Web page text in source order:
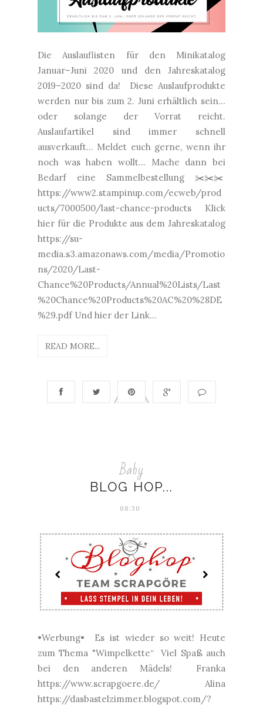
Die Auslauflisten für den Minikatalog
Januar–Juni 2020 und den Jahreskatalog
2019–2020 sind da! Diese Auslaufprodukte
werden nur bis zum 2. Juni erhältlich sein...
oder solange der Vorrat reicht.
Auslaufartikel sind immer schnell
ausverkauft... Meldet euch gerne, wenn ihr
noch was haben wollt... Mache dann bei
Bedarf eine Sammelbestellung ✂️✂️✂️
https://www2.stampinup.com/ecweb/prod
ucts/7000500/last-chance-products Klick
hier für die Produkte aus dem Jahreskatalog
https://su-
media.s3.amazonaws.com/media/Promotio
ns/2020/Last-
Chance%20Products/Annual%20Lists/Last
%20Chance%20Products%20AC%20%28DE
%29.pdf Und hier der Link...
READ MORE...
Baby
BLOG HOP...
08:30
•Werbung• Es ist wieder so weit! Heute
zum Thema "Wimpelkette“ Viel Spaß auch
bei den anderen Mädels! Franka
https://www.scrapgoere.de/ Alina
https://dasbastelzimmer.blogspot.com/?